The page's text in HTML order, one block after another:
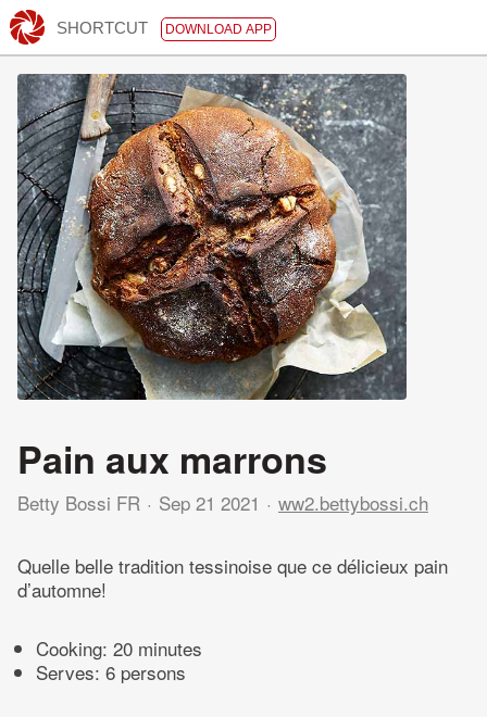
SHORTCUT DOWNLOAD APP
Pain aux marrons
Betty Bossi FR Sep 21 2021 ww2.bettybossi.ch
Quelle belle tradition tessinoise que ce délicieux pain
d’automne!
Cooking: 20 minutes
Serves: 6 persons